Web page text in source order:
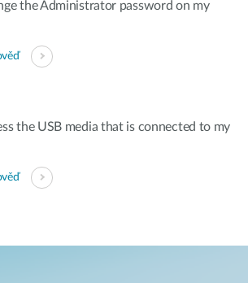
the Administrator password on my
the USB media that is connected to my